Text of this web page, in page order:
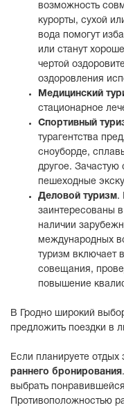
возможность
курорты, сухой
вода помогут
или станут
чертой
оздоровления
Медицинский
стационарное
Спортивный
турагентства
сноуборде,
другое. Зачастую
пешеходные
Деловой туризм.
заинтересованы
наличии
международных
туризм включает
совещания,
повышение
В Гродно широкий
предложить поездки в
Если планируете отдых
раннего бронирования
выбрать понравившейся
Противоположностью